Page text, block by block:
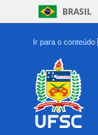
BRASIL
Ir para o conteúdo